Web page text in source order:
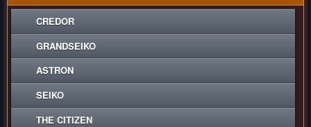
CREDOR
GRANDSEIKO
ASTRON
SEIKO
THE CITIZEN